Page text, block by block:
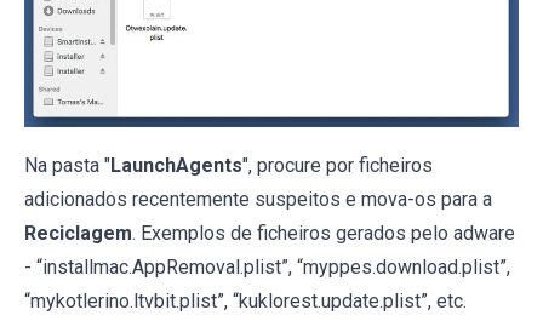
Na pasta "LaunchAgents", procure por ficheiros
adicionados recentemente suspeitos e mova-os para a
Reciclagem. Exemplos de ficheiros gerados pelo adware
- “installmac.AppRemoval.plist”, “myppes.download.plist”,
“mykotlerino.ltvbit.plist”, “kuklorest.update.plist”, etc.